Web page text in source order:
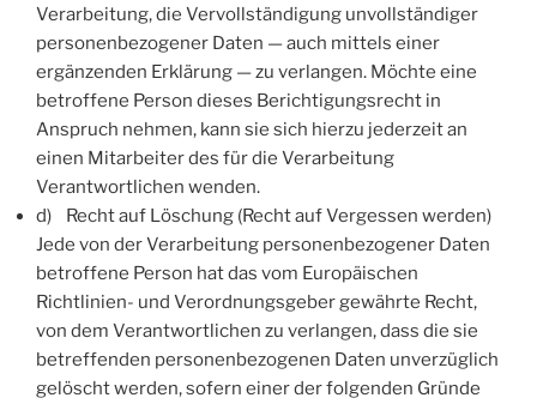
Verarbeitung, die Vervollständigung unvollständiger
personenbezogener Daten — auch mittels einer
ergänzenden Erklärung — zu verlangen. Möchte eine
betroffene Person dieses Berichtigungsrecht in
Anspruch nehmen, kann sie sich hierzu jederzeit an
einen Mitarbeiter des für die Verarbeitung
Verantwortlichen wenden.
d) Recht auf Löschung (Recht auf Vergessen werden)
Jede von der Verarbeitung personenbezogener Daten
betroffene Person hat das vom Europäischen
Richtlinien- und Verordnungsgeber gewährte Recht,
von dem Verantwortlichen zu verlangen, dass die sie
betreffenden personenbezogenen Daten unverzüglich
gelöscht werden, sofern einer der folgenden Gründe